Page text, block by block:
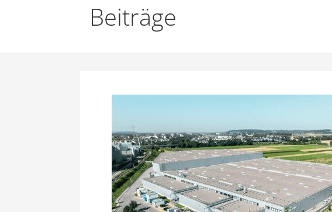
Beiträge